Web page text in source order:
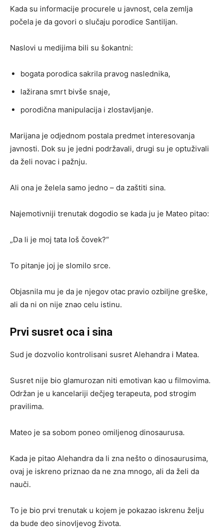
Kada su informacije procurele u javnost, cela zemlja
počela je da govori o slučaju porodice Santiljan.
Naslovi u medijima bili su šokantni:
bogata porodica sakrila pravog naslednika,
lažirana smrt bivše snaje,
porodična manipulacija i zlostavljanje.
Marijana je odjednom postala predmet interesovanja
javnosti. Dok su je jedni podržavali, drugi su je optuživali
da želi novac i pažnju.
Ali ona je želela samo jedno – da zaštiti sina.
Najemotivniji trenutak dogodio se kada ju je Mateo pitao:
„Da li je moj tata loš čovek?“
To pitanje joj je slomilo srce.
Objasnila mu je da je njegov otac pravio ozbiljne greške,
ali da ni on nije znao celu istinu.
Prvi susret oca i sina
Sud je dozvolio kontrolisani susret Alehandra i Matea.
Susret nije bio glamurozan niti emotivan kao u filmovima.
Održan je u kancelariji dečjeg terapeuta, pod strogim
pravilima.
Mateo je sa sobom poneo omiljenog dinosaurusa.
Kada je pitao Alehandra da li zna nešto o dinosaurusima,
ovaj je iskreno priznao da ne zna mnogo, ali da želi da
nauči.
To je bio prvi trenutak u kojem je pokazao iskrenu želju
da bude deo sinovljevog života.